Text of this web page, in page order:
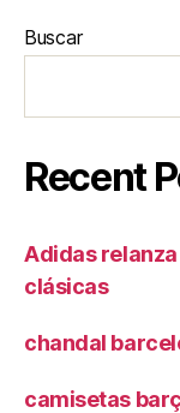
Buscar
Recent
Adidas
clásicas
chandal
camisetas